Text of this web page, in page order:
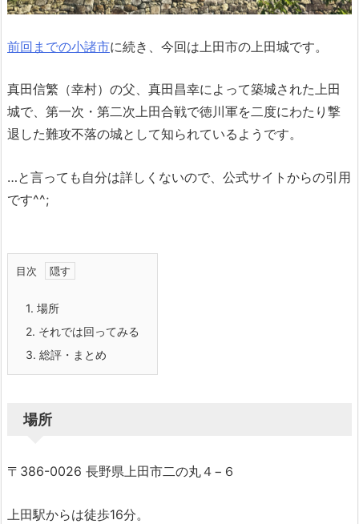
前回までの小諸市に続き、今回は上田市の上田城です。
真田信繁（幸村）の父、真田昌幸によって築城された上田
城で、第一次・第二次上田合戦で徳川軍を二度にわたり撃
退した難攻不落の城として知られているようです。
…と言っても自分は詳しくないので、公式サイトからの引用
です^^;
目次
1. 場所
2. それでは回ってみる
3. 総評・まとめ
場所
〒386-0026 長野県上田市二の丸４−６
上田駅からは徒歩16分。